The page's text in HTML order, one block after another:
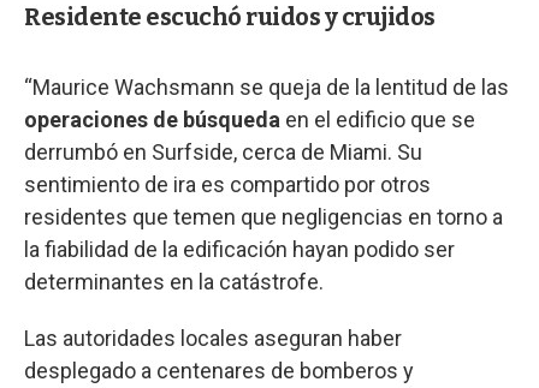
Residente escuchó ruidos y crujidos
“Maurice Wachsmann se queja de la lentitud de las
operaciones de búsqueda en el edificio que se
derrumbó en Surfside, cerca de Miami. Su
sentimiento de ira es compartido por otros
residentes que temen que negligencias en torno a
la fiabilidad de la edificación hayan podido ser
determinantes en la catástrofe.
Las autoridades locales aseguran haber
desplegado a centenares de bomberos y